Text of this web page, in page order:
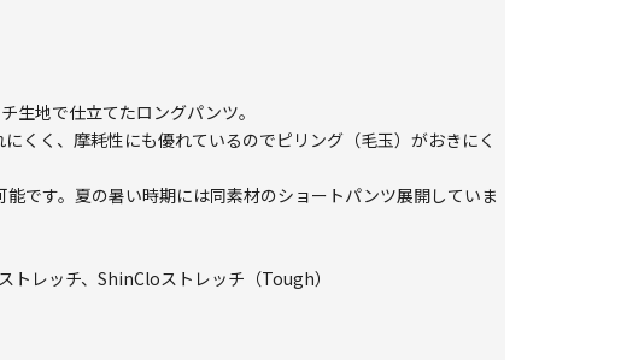
生地で仕立てたロングパンツ。
くく、摩耗性にも優れているのでピリング（毛玉）がおきにく
です。夏の暑い時期には同素材のショートパンツ展開していま
レッチ、ShinCloストレッチ（Tough）